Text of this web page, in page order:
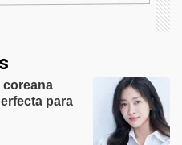
coreana
para